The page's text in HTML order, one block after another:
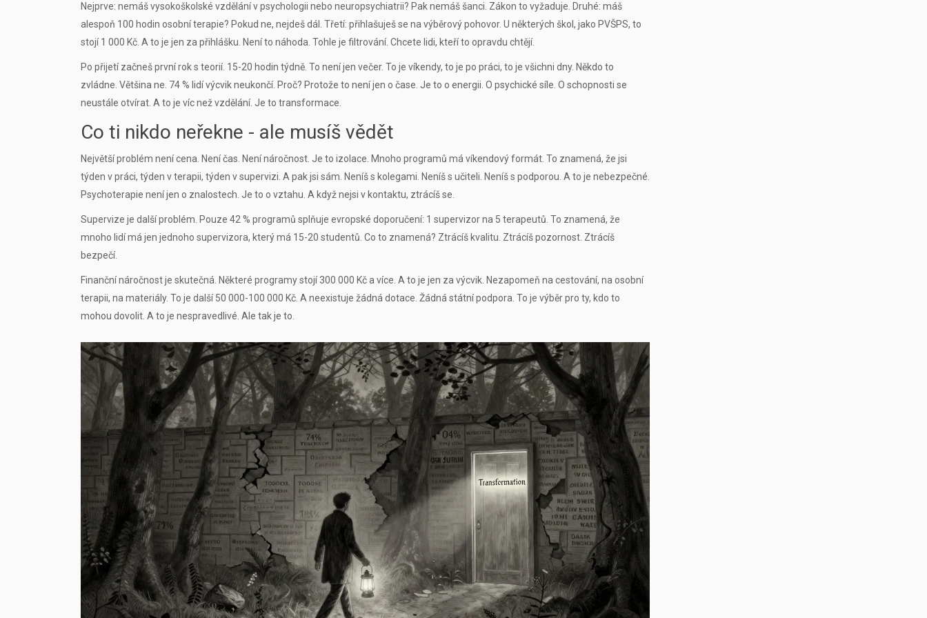
Nejprve: nemáš vysokoškolské vzdělání v psychologii nebo neuropsychiatrii? Pak nemáš šanci. Zákon to vyžaduje. Druhé: máš
alespoň 100 hodin osobní terapie? Pokud ne, nejdeš dál. Třetí: přihlašuješ se na výběrový pohovor. U některých škol, jako PVŠPS, to
stojí 1 000 Kč. A to je jen za přihlášku. Není to náhoda. Tohle je filtrování. Chcete lidi, kteří to opravdu chtějí.
Po přijetí začneš první rok s teorií. 15-20 hodin týdně. To není jen večer. To je víkendy, to je po práci, to je všichni dny. Někdo to
zvládne. Většina ne. 74 % lidí výcvik neukončí. Proč? Protože to není jen o čase. Je to o energii. O psychické síle. O schopnosti se
neustále otvírat. A to je víc než vzdělání. Je to transformace.
Co ti nikdo neřekne - ale musíš vědět
Největší problém není cena. Není čas. Není náročnost. Je to izolace. Mnoho programů má víkendový formát. To znamená, že jsi
týden v práci, týden v terapii, týden v supervizi. A pak jsi sám. Neníš s kolegami. Neníš s učiteli. Neníš s podporou. A to je nebezpečné.
Psychoterapie není jen o znalostech. Je to o vztahu. A když nejsi v kontaktu, ztrácíš se.
Supervize je další problém. Pouze 42 % programů splňuje evropské doporučení: 1 supervizor na 5 terapeutů. To znamená, že
mnoho lidí má jen jednoho supervizora, který má 15-20 studentů. Co to znamená? Ztrácíš kvalitu. Ztrácíš pozornost. Ztrácíš
bezpečí.
Finanční náročnost je skutečná. Některé programy stojí 300 000 Kč a více. A to je jen za výcvik. Nezapomeň na cestování, na osobní
terapii, na materiály. To je další 50 000-100 000 Kč. A neexistuje žádná dotace. Žádná státní podpora. To je výběr pro ty, kdo to
mohou dovolit. A to je nespravedlivé. Ale tak je to.